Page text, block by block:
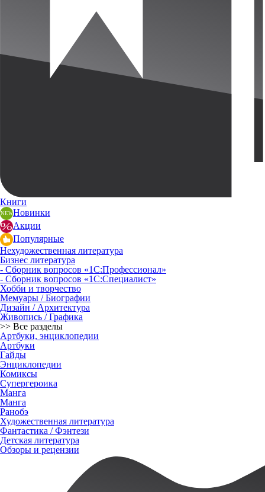
Книги
Новинки
Акции
Популярные
Нехудожественная литература
Бизнес литература
- Сборник вопросов «1С:Профессионал»
- Сборник вопросов «1С:Специалист»
Хобби и творчество
Мемуары / Биографии
Дизайн / Архитектура
Живопись / Графика
>> Все разделы
Артбуки, энциклопедии
Артбуки
Гайды
Энциклопедии
Комиксы
Супергероика
Манга
Манга
Ранобэ
Художественная литература
Фантастика / Фэнтези
Детская литература
Обзоры и рецензии